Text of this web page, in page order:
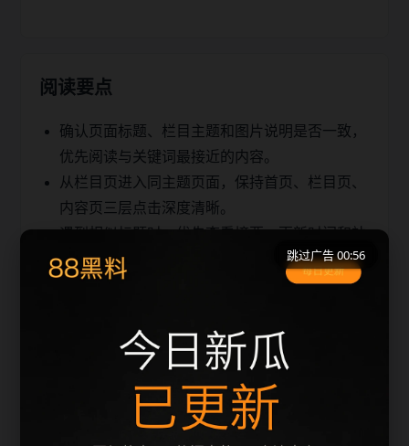
阅读要点
确认页面标题、栏目主题和图片说明是否一致，
优先阅读与关键词最接近的内容。
从栏目页进入同主题页面，保持首页、栏目页、
内容页三层点击深度清晰。
遇到相似标题时，优先查看摘要、更新时间和站
内推荐，避免重复浏览。
最新热门事件吃瓜吃瓜更新脉络
最新热门事件吃瓜吃瓜检索指南
跳过广告 00:56